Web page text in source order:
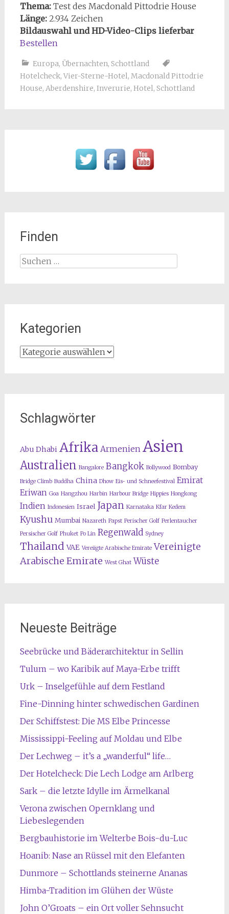
Thema: Test des Macdonald Pittodrie House
Länge:2.934 Zeichen
Bildauswahl und HD-Video-Clips lieferbar
Bestellen
Europa, Übernachten, Schottland
Hotelcheck, Vier-Sterne-Hotel, Macdonald Pittodrie
House, Aberdenshire, Inverurie, Hotel, Schottland
Finden
Suchen
nach:
Kategorien
Kategorien
Schlagwörter
Abu Dhabi Afrika Armenien Asien
Australien Bangalore Bangkok Bollywood Bombay
Bridge Climb Buddha China Dhow Eis- und Schneefestival Emirat
Eriwan Goa Hangzhou Harbin Harbour Bridge Hippies Hongkong
Indien Indonesien Israel Japan Karnataka Kfar Kedem
Kyushu Mumbai Nazareth Papst Perischer Golf Perlentaucher
Persischer Golf Phuket Po Lin Regenwald Sydney
Thailand VAE Vereiigte Arabische Emirate Vereinigte
Arabische Emirate West Ghat Wüste
Neueste Beiträge
Seebrücke und Bäderarchitektur in Sellin
Tulum – wo Karibik auf Maya-Erbe trifft
Urk – Inselgefühle auf dem Festland
Fine-Dinning hinter schwedischen Gardinen
Der Schiffstest: Die MS Elbe Princesse
Mississippi-Feeling auf Moldau und Elbe
Der Lechweg – it’s a „wanderful“ life…
Der Hotelcheck: Die Lech Lodge am Arlberg
Sark – die letzte Idylle im Ärmelkanal
Verona zwischen Opernklang und
Liebeslegenden
Bergbauhistorie im Welterbe Bois-du-Luc
Hoanib: Nase an Rüssel mit den Elefanten
Dunmore – Schottlands steinerne Ananas
Himba-Tradition im Glühen der Wüste
John O’Groats – ein Ort voller Sehnsucht